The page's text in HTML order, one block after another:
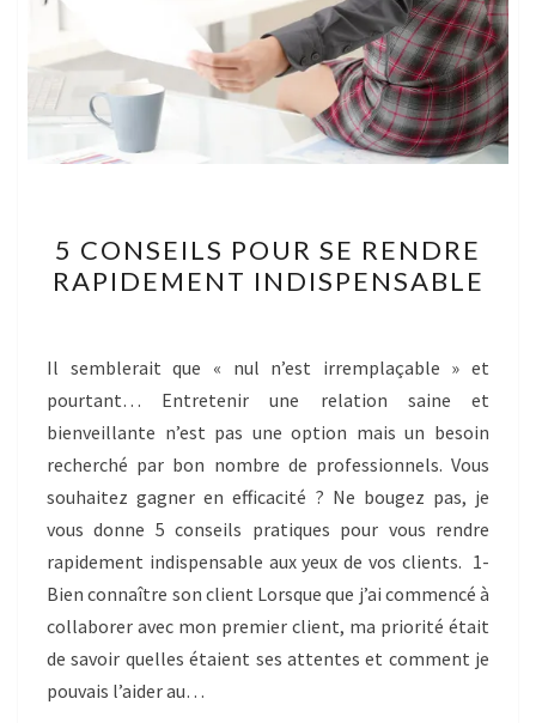
CONSEILS
POUR
RAPIDEMENT
5 CONSEILS POUR SE RENDRE
RAPIDEMENT INDISPENSABLE
Il semblerait que « nul n’est irremplaçable » et
pourtant… Entretenir une relation saine et
bienveillante n’est pas une option mais un besoin
recherché par bon nombre de professionnels. Vous
souhaitez gagner en efficacité ? Ne bougez pas, je
vous donne 5 conseils pratiques pour vous rendre
rapidement indispensable aux yeux de vos clients. 1-
Bien connaître son client Lorsque que j’ai commencé à
collaborer avec mon premier client, ma priorité était
de savoir quelles étaient ses attentes et comment je
pouvais l’aider au…